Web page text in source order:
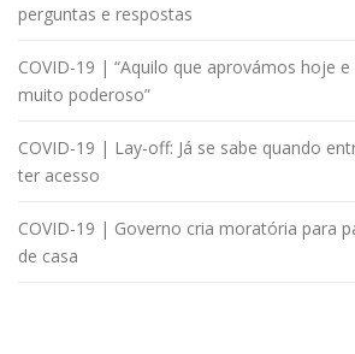
perguntas e respostas
COVID-19 | “Aquilo que aprovámos hoje
muito poderoso”
COVID-19 | Lay-off: Já se sabe quando
ter acesso
COVID-19 | Governo cria moratória para
de casa